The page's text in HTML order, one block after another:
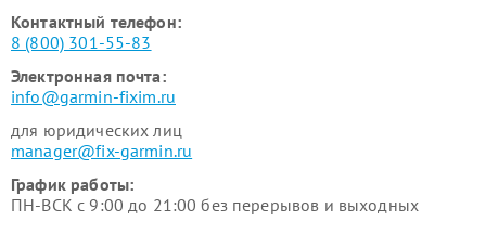
Контактный телефон:
8 (800) 301-55-83
Электронная почта:
info@garmin-fixim.ru
для юридических лиц
manager@fix-garmin.ru
График работы:
ПН-ВСК с 9:00 до 21:00 без перерывов и выходных